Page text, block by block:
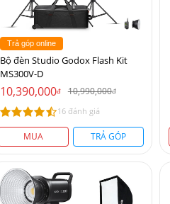
Trả góp online
Bộ đèn Studio Godox Flash Kit
MS300V-D
10,390,000đ 10,990,000đ
16 đánh giá
MUA TRẢ GÓP